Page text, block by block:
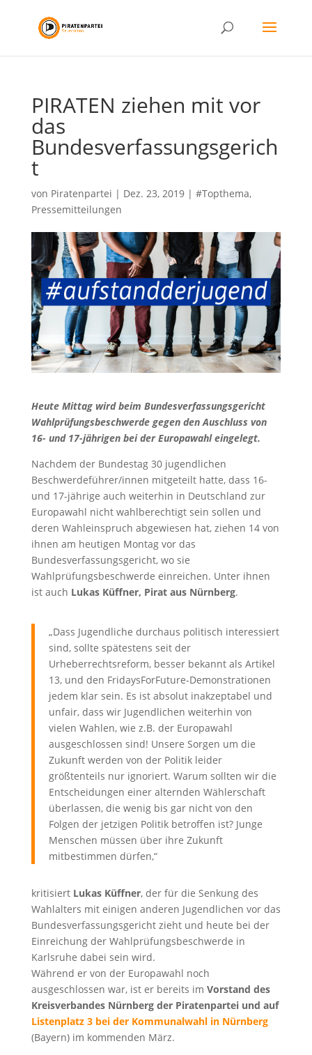
PIRATEN ziehen mit vor
das
Bundesverfassungsgerich
t
von Piratenpartei | Dez. 23, 2019| #Topthema,
Pressemitteilungen
Heute Mittag wird beim Bundesverfassungsgericht
Wahlprüfungsbeschwerde gegen den Auschluss von
16- und 17-jährigen bei der Europawahl eingelegt.
Nachdem der Bundestag 30 jugendlichen
Beschwerdeführer/innen mitgeteilt hatte, dass 16-
und 17-jährige auch weiterhin in Deutschland zur
Europawahl nicht wahlberechtigt sein sollen und
deren Wahleinspruch abgewiesen hat, ziehen 14 von
ihnen am heutigen Montag vor das
Bundesverfassungsgericht, wo sie
Wahlprüfungsbeschwerde einreichen. Unter ihnen
ist auch Lukas Küffner, Pirat aus Nürnberg.
„Dass Jugendliche durchaus politisch interessiert
sind, sollte spätestens seit der
Urheberrechtsreform, besser bekannt als Artikel
13, und den FridaysForFuture-Demonstrationen
jedem klar sein. Es ist absolut inakzeptabel und
unfair, dass wir Jugendlichen weiterhin von
vielen Wahlen, wie z.B. der Europawahl
ausgeschlossen sind! Unsere Sorgen um die
Zukunft werden von der Politik leider
größtenteils nur ignoriert. Warum sollten wir die
Entscheidungen einer alternden Wählerschaft
überlassen, die wenig bis gar nicht von den
Folgen der jetzigen Politik betroffen ist? Junge
Menschen müssen über ihre Zukunft
mitbestimmen dürfen,“
kritisiert Lukas Küffner, der für die Senkung des
Wahlalters mit einigen anderen Jugendlichen vor das
Bundesverfassungsgericht zieht und heute bei der
Einreichung der Wahlprüfungsbeschwerde in
Karlsruhe dabei sein wird.
Während er von der Europawahl noch
ausgeschlossen war, ist er bereits im Vorstand des
Kreisverbandes Nürnberg der Piratenpartei und auf
Listenplatz 3 bei der Kommunalwahl in Nürnberg
(Bayern) im kommenden März.